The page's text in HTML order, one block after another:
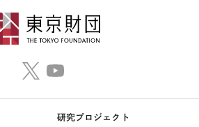
研究プロジェクト